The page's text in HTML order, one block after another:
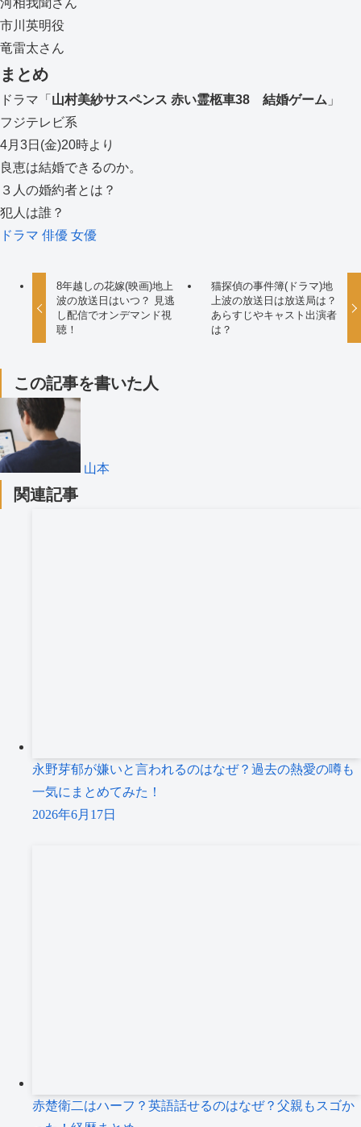
河相我聞さん
市川英明役
竜雷太さん
まとめ
ドラマ「 山村美紗サスペンス 赤い霊柩車38 結婚ゲーム 」
フジテレビ系
4月3日(金)20時より
良恵は結婚できるのか。
３人の婚約者とは？
犯人は誰？
ドラマ 俳優 女優
8年越しの花嫁(映画)地上
波の放送日はいつ？ 見逃
し配信でオンデマンド視
聴！
猫探偵の事件簿(ドラマ)地
上波の放送日は放送局は？
あらすじやキャスト出演者
は？
この記事を書いた人
山本
関連記事
永野芽郁が嫌いと言われるのはなぜ？過去の熱愛の噂も
一気にまとめてみた！
2026年6月17日
赤楚衛二はハーフ？英語話せるのはなぜ？父親もスゴか